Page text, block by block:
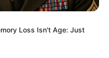
Loss Isn't Age: Just